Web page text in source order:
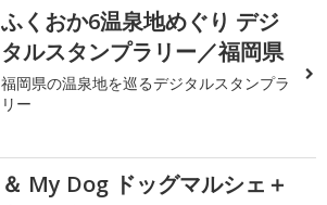
ふくおか6温泉地めぐり デジ
タルスタンプラリー／福岡県
福岡県の温泉地を巡るデジタルスタンプラ
リー
＆ My Dog ドッグマルシェ＋